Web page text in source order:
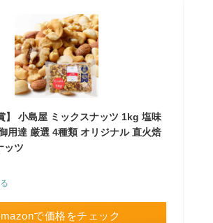
】 小島屋 ミックスナッツ 1kg 塩味
用達 厳選 4種類 オリジナル 直火焙
ッツ
で価格をチェック